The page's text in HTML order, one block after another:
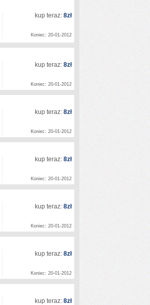
kup teraz: 8zł
Koniec: 20-01-2012
kup teraz: 8zł
Koniec: 20-01-2012
kup teraz: 8zł
Koniec: 20-01-2012
kup teraz: 8zł
Koniec: 20-01-2012
kup teraz: 8zł
Koniec: 20-01-2012
kup teraz: 8zł
Koniec: 20-01-2012
kup teraz: 8zł